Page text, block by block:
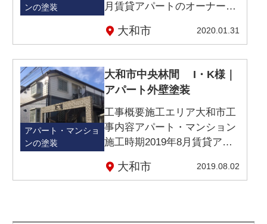
ンの塗装
月賃貸アパートのオーナー様
大和市 2020.01.31
アパート・マンショ
ンの塗装
大和市中央林間 I・K様｜
アパート外壁塗装
工事概要施工エリア大和市工
事内容アパート・マンション
施工時期2019年8月賃貸アパ
大和市 2019.08.02